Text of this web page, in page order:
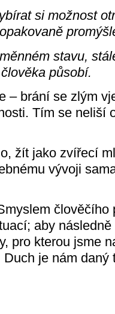
si možnost
stavu,
působí.
– brání se zlým
Tím se neliší
žít jako zvířecí
vývoji
člověčího
aby
pro kterou jsme
je nám